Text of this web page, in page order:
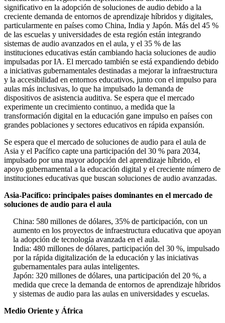
significativo en la adopción de soluciones de audio debido a la
creciente demanda de entornos de aprendizaje híbridos y digitales,
particularmente en países como China, India y Japón. Más del 45 %
de las escuelas y universidades de esta región están integrando
sistemas de audio avanzados en el aula, y el 35 % de las
instituciones educativas están cambiando hacia soluciones de audio
impulsadas por IA. El mercado también se está expandiendo debido
a iniciativas gubernamentales destinadas a mejorar la infraestructura
y la accesibilidad en entornos educativos, junto con el impulso para
aulas más inclusivas, lo que ha impulsado la demanda de
dispositivos de asistencia auditiva. Se espera que el mercado
experimente un crecimiento continuo, a medida que la
transformación digital en la educación gane impulso en países con
grandes poblaciones y sectores educativos en rápida expansión.
Se espera que el mercado de soluciones de audio para el aula de
Asia y el Pacífico capte una participación del 30 % para 2034,
impulsado por una mayor adopción del aprendizaje híbrido, el
apoyo gubernamental a la educación digital y el creciente número de
instituciones educativas que buscan soluciones de audio avanzadas.
Asia-Pacífico: principales países dominantes en el mercado de
soluciones de audio para el aula
China: 580 millones de dólares, 35% de participación, con un
aumento en los proyectos de infraestructura educativa que apoyan
la adopción de tecnología avanzada en el aula.
India: 480 millones de dólares, participación del 30 %, impulsado
por la rápida digitalización de la educación y las iniciativas
gubernamentales para aulas inteligentes.
Japón: 320 millones de dólares, una participación del 20 %, a
medida que crece la demanda de entornos de aprendizaje híbridos
y sistemas de audio para las aulas en universidades y escuelas.
Medio Oriente y África